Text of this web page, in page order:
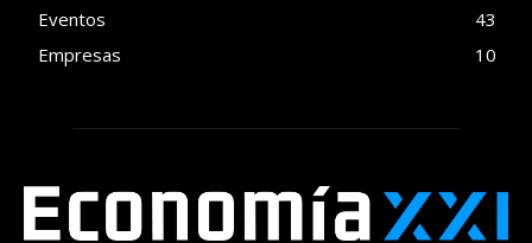
Eventos
43
Empresas
10